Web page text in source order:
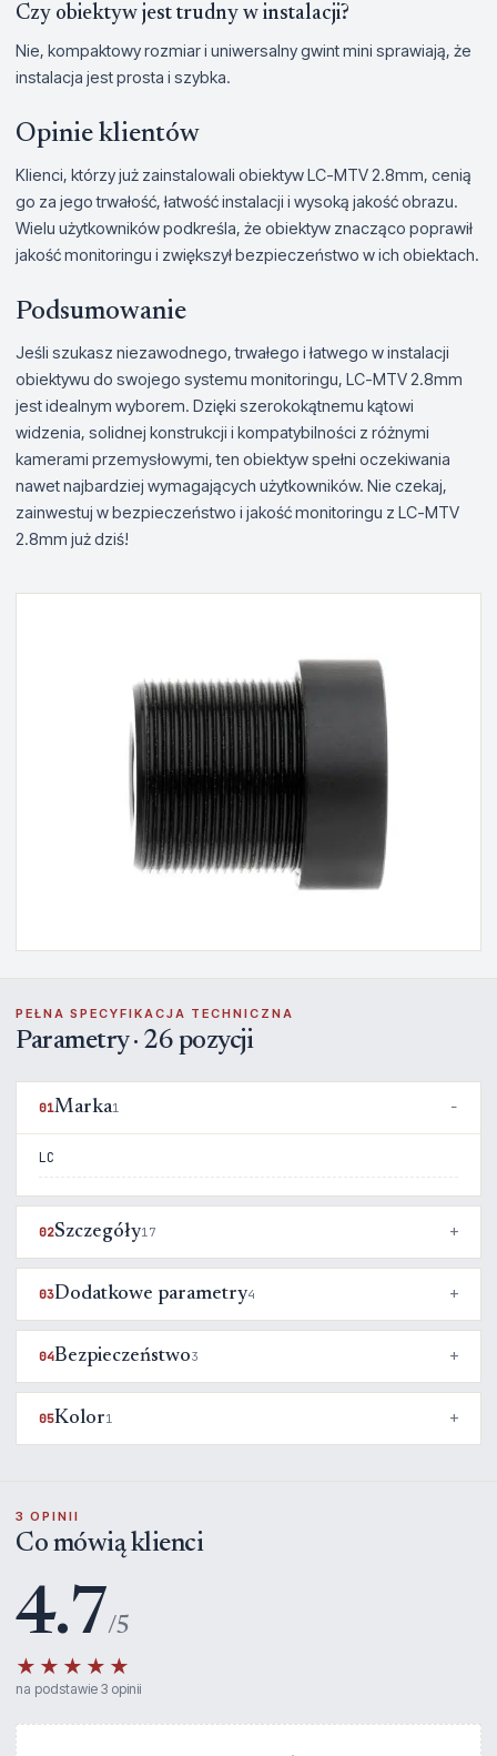
Czy obiektyw jest trudny w instalacji?
Nie, kompaktowy rozmiar i uniwersalny gwint mini sprawiają, że
instalacja jest prosta i szybka.
Opinie klientów
Klienci, którzy już zainstalowali obiektyw LC-MTV 2.8mm, cenią
go za jego trwałość, łatwość instalacji i wysoką jakość obrazu.
Wielu użytkowników podkreśla, że obiektyw znacząco poprawił
jakość monitoringu i zwiększył bezpieczeństwo w ich obiektach.
Podsumowanie
Jeśli szukasz niezawodnego, trwałego i łatwego w instalacji
obiektywu do swojego systemu monitoringu, LC-MTV 2.8mm
jest idealnym wyborem. Dzięki szerokokątnemu kątowi
widzenia, solidnej konstrukcji i kompatybilności z różnymi
kamerami przemysłowymi, ten obiektyw spełni oczekiwania
nawet najbardziej wymagających użytkowników. Nie czekaj,
zainwestuj w bezpieczeństwo i jakość monitoringu z LC-MTV
2.8mm już dziś!
PEŁNA SPECYFIKACJA TECHNICZNA
Parametry · 26 pozycji
01Marka1
LC
02Szczegóły17
03Dodatkowe parametry4
04Bezpieczeństwo3
05Kolor1
3 OPINII
Co mówią klienci
4.7/5
★★★★★
na podstawie 3 opinii